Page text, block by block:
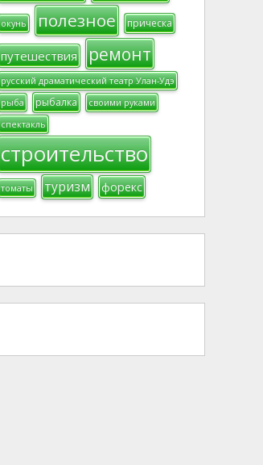
окунь полезное прическа
путешествия ремонт
русский драматический театр Улан-Удэ
рыба
рыбалка
своими руками
спектакль
строительство
томаты туризм форекс